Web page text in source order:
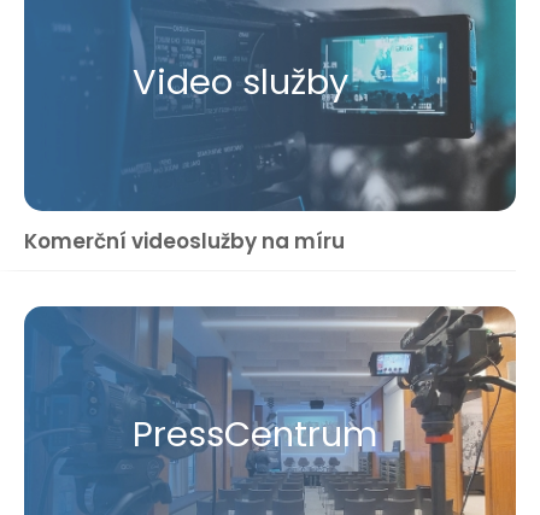
Video služby
Komerční videoslužby na míru
Press​Centrum